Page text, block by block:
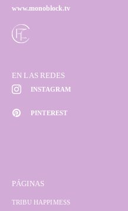
www.monoblock.tv
EN LAS REDES
INSTAGRAM
PINTEREST
PÁGINAS
TRIBU HAPPIMESS